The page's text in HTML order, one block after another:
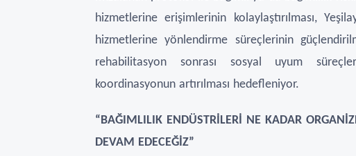
hizmetlerine erişimlerinin kolaylaştırılması,
hizmetlerine yönlendirme süreçlerinin
rehabilitasyon sonrası sosyal uyum
koordinasyonun artırılması hedefleniyor.
“BAĞIMLILIK ENDÜSTRİLERİ NE KADAR
DEVAM EDECEĞİZ”